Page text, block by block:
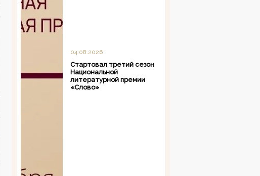
04.08.2026
Стартовал третий сезон
Национальной
литературной премии
«Слово»